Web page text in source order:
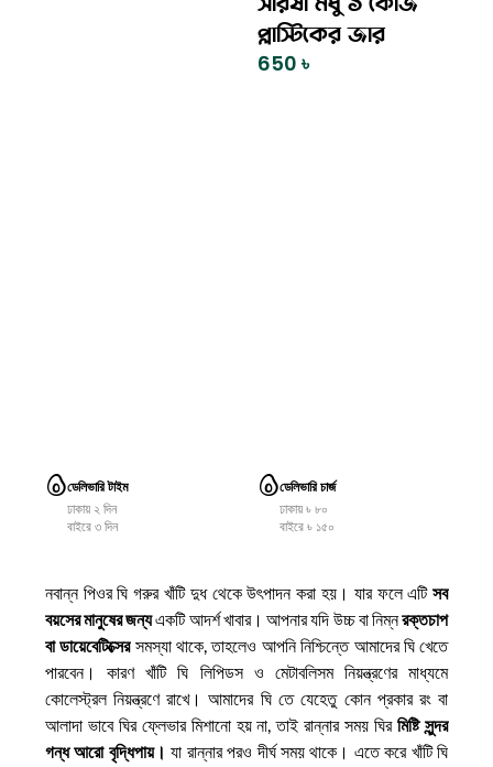
প্লাস্টিকের জার
650৳
ডেলিভারি টাইম
ঢাকায় ২ দিন
বাইরে ৩ দিন
ডেলিভারি চার্জ
ঢাকায় ৳ ৮০
বাইরে ৳ ১৫০
নবান্ন পিওর ঘি গরুর খাঁটি দুধ থেকে উৎপাদন করা হয়। যার ফলে এটিসব
বয়সের মানুষের জন্যএকটি আদর্শ খাবার। আপনার যদি উচ্চ বা নিম্নরক্তচাপ
বা ডায়েবেটিক্সেরসমস্যা থাকে, তাহলেও আপনি নিশ্চিন্তে আমাদের ঘি খেতে
পারবেন। কারণ খাঁটি ঘি লিপিডস ও মেটাবলিসম নিয়ন্ত্রণের মাধ্যমে
কোলেস্ট্রল নিয়ন্ত্রণে রাখে। আমাদের ঘি তে যেহেতু কোন প্রকার রং বা
আলাদা ভাবে ঘির ফ্লেভার মিশানো হয় না, তাই রান্নার সময় ঘিরমিষ্টি সুন্দর
গন্ধ আরো বৃদ্ধিপায়। যা রান্নার পরও দীর্ঘ সময় থাকে। এতে করে খাঁটি ঘি